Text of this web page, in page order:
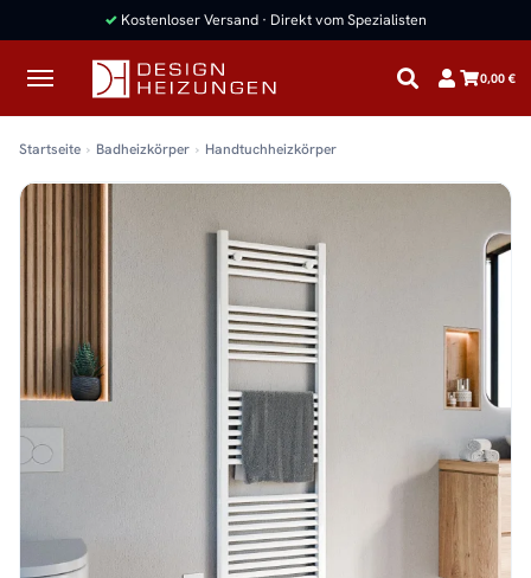
✓ Kostenloser Versand · Direkt vom Spezialisten
0,00 €
Startseite Badheizkörper Handtuchheizkörper